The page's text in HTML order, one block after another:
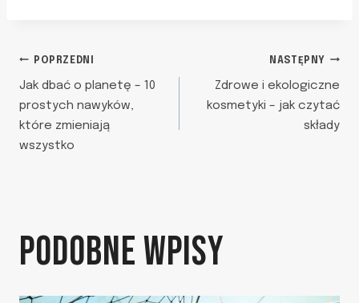
NAWIGACJA
WPISU
POPRZEDNI
Jak dbać o planetę – 10
prostych nawyków,
które zmieniają
wszystko
NASTĘPNY
Zdrowe i ekologiczne
kosmetyki – jak czytać
składy
PODOBNE WPISY